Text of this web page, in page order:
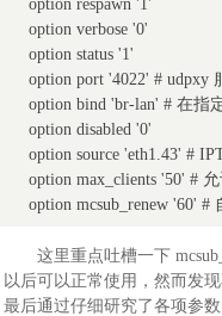
    option respawn '1'
    option verbose '0'
    option status '1'
option port '4022' # udpxy
option bind 'br-lan' #
    option disabled '0'
option source
option max_clients '50'
option mcsub_renew
这里重点吐槽一下
以后可以正常使用，然而发
最后通过仔细研究了各项参